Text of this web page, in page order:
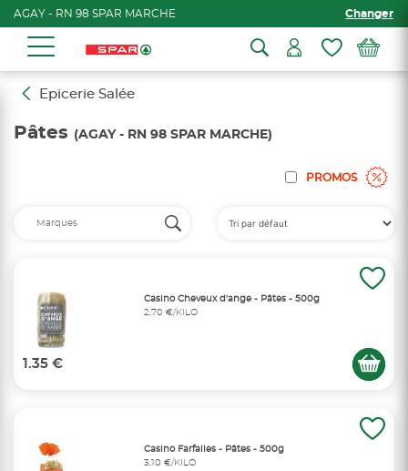
AGAY - RN 98 SPAR MARCHE Changer
Epicerie Salée
Pâtes (AGAY - RN 98 SPAR MARCHE)
PROMOS
Casino Cheveux d'ange - Pâtes - 500g
2,70 €/KILO
1.35 €
Casino Farfalles - Pâtes - 500g
3,10 €/KILO